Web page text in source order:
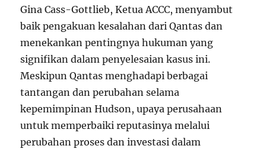
Gina Cass-Gottlieb, Ketua ACCC, menyambut
baik pengakuan kesalahan dari Qantas dan
menekankan pentingnya hukuman yang
signifikan dalam penyelesaian kasus ini.
Meskipun Qantas menghadapi berbagai
tantangan dan perubahan selama
kepemimpinan Hudson, upaya perusahaan
untuk memperbaiki reputasinya melalui
perubahan proses dan investasi dalam